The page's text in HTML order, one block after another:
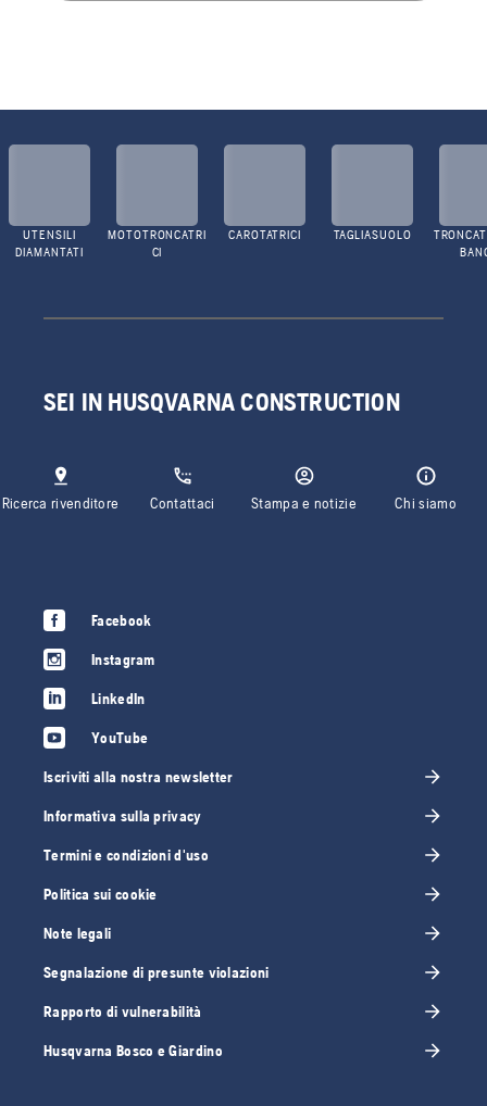
UTENSILI
DIAMANTATI
MOTOTRONCATRI
CI
CAROTATRICI TAGLIASUOLO
SEI IN HUSQVARNA CONSTRUCTION
Ricerca rivenditore Contattaci Stampa e notizie Chi siamo
Facebook
Instagram
LinkedIn
YouTube
Iscriviti alla nostra newsletter
Informativa sulla privacy
Termini e condizioni d'uso
Politica sui cookie
Note legali
Segnalazione di presunte violazioni
Rapporto di vulnerabilità
Husqvarna Bosco e Giardino